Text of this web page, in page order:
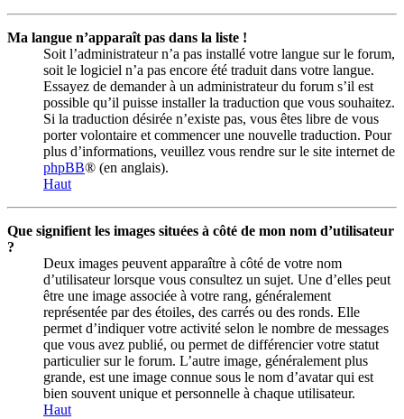
Ma langue n’apparaît pas dans la liste !
Soit l’administrateur n’a pas installé votre langue sur le forum,
soit le logiciel n’a pas encore été traduit dans votre langue.
Essayez de demander à un administrateur du forum s’il est
possible qu’il puisse installer la traduction que vous souhaitez.
Si la traduction désirée n’existe pas, vous êtes libre de vous
porter volontaire et commencer une nouvelle traduction. Pour
plus d’informations, veuillez vous rendre sur le site internet de
phpBB® (en anglais).
Haut
Que signifient les images situées à côté de mon nom d’utilisateur
?
Deux images peuvent apparaître à côté de votre nom
d’utilisateur lorsque vous consultez un sujet. Une d’elles peut
être une image associée à votre rang, généralement
représentée par des étoiles, des carrés ou des ronds. Elle
permet d’indiquer votre activité selon le nombre de messages
que vous avez publié, ou permet de différencier votre statut
particulier sur le forum. L’autre image, généralement plus
grande, est une image connue sous le nom d’avatar qui est
bien souvent unique et personnelle à chaque utilisateur.
Haut